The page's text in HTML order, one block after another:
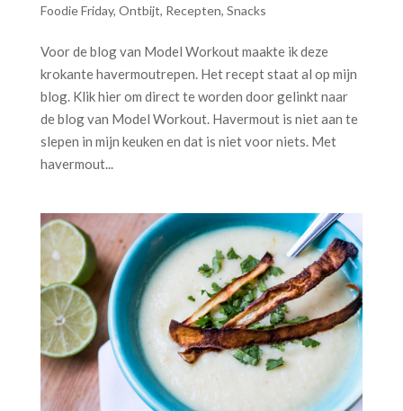
Foodie Friday, Ontbijt, Recepten, Snacks
Voor de blog van Model Workout maakte ik deze
krokante havermoutrepen. Het recept staat al op mijn
blog. Klik hier om direct te worden door gelinkt naar
de blog van Model Workout. Havermout is niet aan te
slepen in mijn keuken en dat is niet voor niets. Met
havermout...